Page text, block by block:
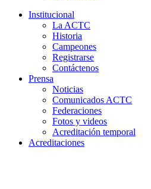
Institucional
La ACTC
Historia
Campeones
Registrarse
Contáctenos
Prensa
Noticias
Comunicados ACTC
Federaciones
Fotos y videos
Acreditación temporal
Acreditaciones